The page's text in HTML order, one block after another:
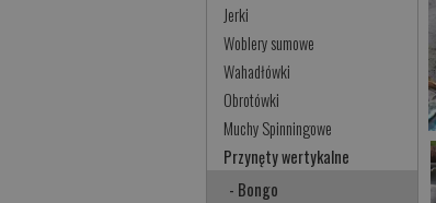
Jerki
Woblery sumowe
Wahadłówki
Obrotówki
Muchy Spinningowe
Przynęty wertykalne
- Bongo